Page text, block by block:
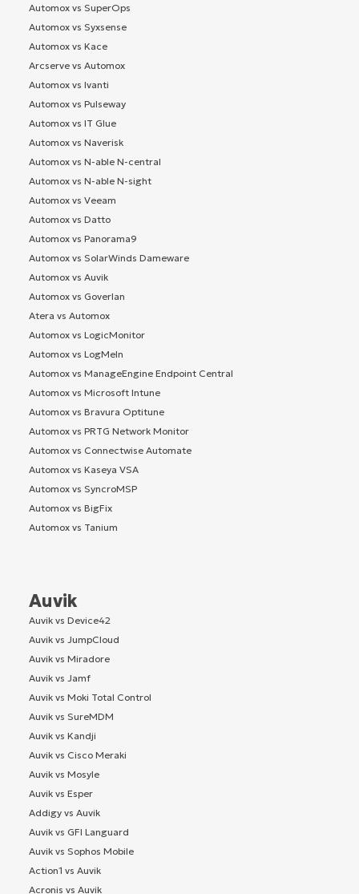
Automox vs SuperOps
Automox vs Syxsense
Automox vs Kace
Arcserve vs Automox
Automox vs Ivanti
Automox vs Pulseway
Automox vs IT Glue
Automox vs Naverisk
Automox vs N-able N-central
Automox vs N-able N-sight
Automox vs Veeam
Automox vs Datto
Automox vs Panorama9
Automox vs SolarWinds Dameware
Automox vs Auvik
Automox vs Goverlan
Atera vs Automox
Automox vs LogicMonitor
Automox vs LogMeIn
Automox vs ManageEngine Endpoint Central
Automox vs Microsoft Intune
Automox vs Bravura Optitune
Automox vs PRTG Network Monitor
Automox vs Connectwise Automate
Automox vs Kaseya VSA
Automox vs SyncroMSP
Automox vs BigFix
Automox vs Tanium
Auvik
Auvik vs Device42
Auvik vs JumpCloud
Auvik vs Miradore
Auvik vs Jamf
Auvik vs Moki Total Control
Auvik vs SureMDM
Auvik vs Kandji
Auvik vs Cisco Meraki
Auvik vs Mosyle
Auvik vs Esper
Addigy vs Auvik
Auvik vs GFI Languard
Auvik vs Sophos Mobile
Action1 vs Auvik
Acronis vs Auvik